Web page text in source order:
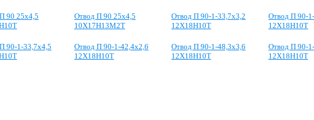
90 25х4,5
Отвод П 90 25х4,5
10Х17Н13М2Т
Отвод П 90-1-33,7х3,2
12Х18Н10Т
Отвод П 90-
12Х18Н10Т
90-1-33,7х4,5
Отвод П 90-1-42,4х2,6
12Х18Н10Т
Отвод П 90-1-48,3х3,6
12Х18Н10Т
Отвод П 90-
12Х18Н10Т